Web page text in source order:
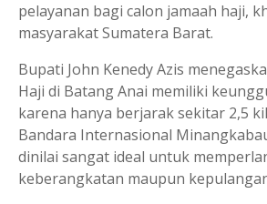
pelayanan bagi calon jamaah haji,
masyarakat Sumatera Barat.
Bupati John Kenedy Azis
Haji di Batang Anai memiliki
karena hanya berjarak sekitar 2,5
Bandara Internasional
dinilai sangat ideal untuk
keberangkatan maupun